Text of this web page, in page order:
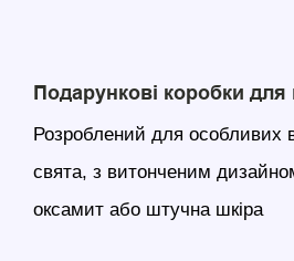
Подарункові коробки для
Розроблений для особливих
свята, з витонченим
оксамит або штучна шкіра